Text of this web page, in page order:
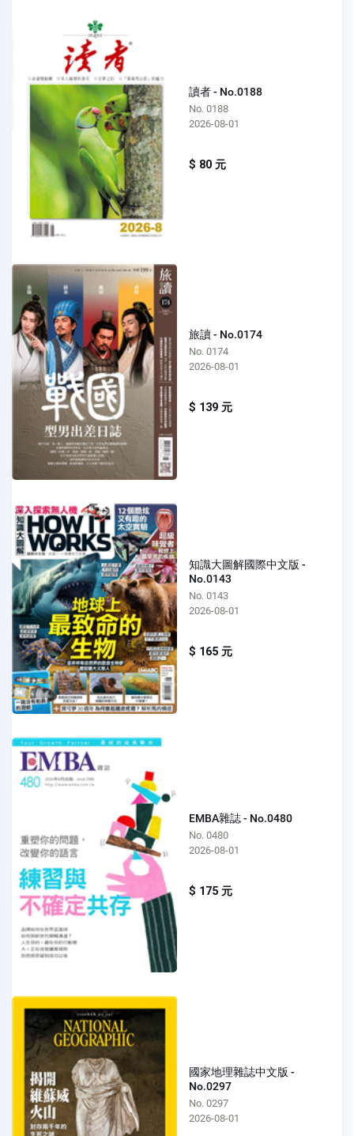
讀者 - No.0188
No. 0188
2026-08-01
$ 80 元
旅讀 - No.0174
No. 0174
2026-08-01
$ 139 元
知識大圖解國際中文版 -
No.0143
No. 0143
2026-08-01
$ 165 元
EMBA雜誌 - No.0480
No. 0480
2026-08-01
$ 175 元
國家地理雜誌中文版 -
No.0297
No. 0297
2026-08-01